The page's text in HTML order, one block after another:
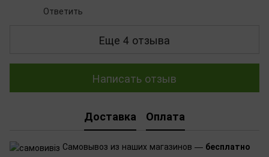
Ответить
Еще 4 отзыва
Написать отзыв
Доставка Оплата
Самовывоз из наших магазинов — бесплатно